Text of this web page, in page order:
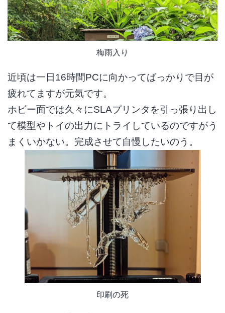
梅雨入り
近頃は一日16時間PCに向かってばっかりで目が
疲れてますが元気です。
ホビー面では久々にSLAプリンタを引っ張り出し
て模型やトイの出力にトライしているのですがう
まくいかない。完成させて自慢したいのう。
印刷の死